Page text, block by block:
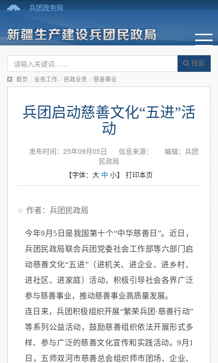
兵团政务网
搜索
首页 / 业务工作 / 民政业务 / 慈善事业
兵团启动慈善文化“五进”活
动
发布时间：25年09月05日 信息来源：
编辑：兵团
民政局
【字体： 大 中 小】 打印本页
作者：兵团民政局
今年9月5日是我国第十个“中华慈善日”。近日，
兵团民政局联合兵团党委社会工作部等六部门启
动慈善文化“五进”（进机关、进企业、进乡村、
进社区、进家庭）活动，积极引导社会各界广泛
参与慈善事业，推动慈善事业高质量发展。
连日来，兵团积极组织开展“繁荣兵团·慈善行动”
等系列公益活动，鼓励慈善组织依法开展形式多
样、参与广泛的慈善文化宣传和实践活动。9月1
日，五师双河市慈善总会组织师市团场、企业、